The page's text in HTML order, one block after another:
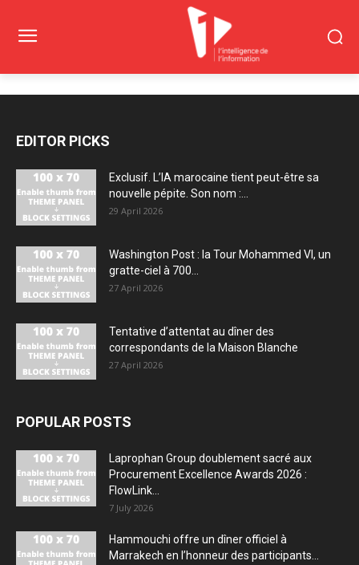
EDITOR PICKS
Exclusif. L’IA marocaine tient peut-être sa
nouvelle pépite. Son nom :...
29 April 2026
Washington Post : la Tour Mohammed VI, un
gratte-ciel à 700...
27 April 2026
Tentative d’attentat au dîner des
correspondants de la Maison Blanche
27 April 2026
POPULAR POSTS
Laprophan Group doublement sacré aux
Procurement Excellence Awards 2026 :
FlowLink...
7 July 2026
Hammouchi offre un dîner officiel à
Marrakech en l’honneur des participants...